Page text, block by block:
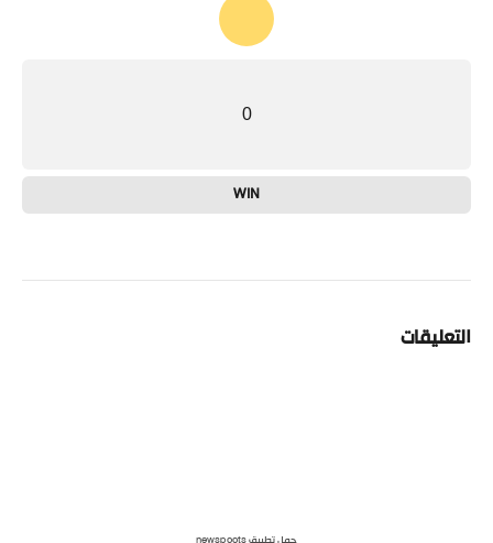
0
WIN
التعليقات